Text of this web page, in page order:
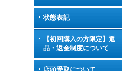
状態表記
【初回購入の方限定】返
品・返金制度について